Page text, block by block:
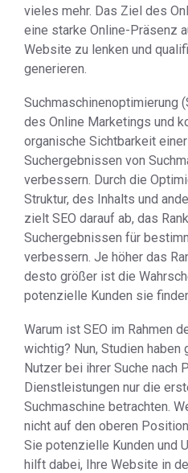
vieles mehr. Das Ziel des
eine starke Online-Präsenz
Website zu lenken und
generieren.
Suchmaschinenoptimierung
des Online Marketings und
organische Sichtbarkeit
Suchergebnissen von
verbessern. Durch die
Struktur, des Inhalts und
zielt SEO darauf ab, das
Suchergebnissen für
verbessern. Je höher das
desto größer ist die
potenzielle Kunden sie
Warum ist SEO im Rahmen
wichtig? Nun, Studien
Nutzer bei ihrer Suche nach
Dienstleistungen nur die
Suchmaschine betrachten.
nicht auf den oberen
Sie potenzielle Kunden und
hilft dabei, Ihre Website in